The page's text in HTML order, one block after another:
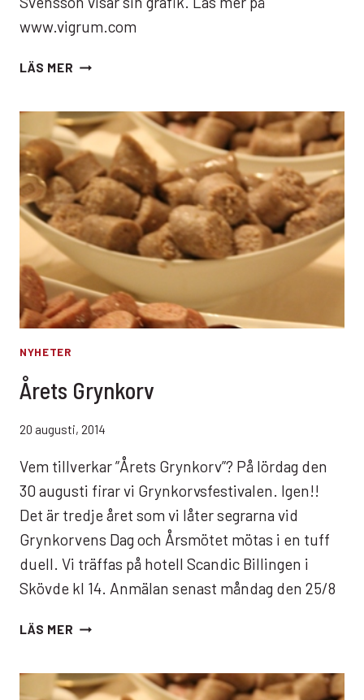
www.vigrum.com
LÄS MER VIGRUM
NYHETER
Årets Grynkorv
20 augusti, 2014
Vem tillverkar ”Årets Grynkorv”? På lördag den
30 augusti firar vi Grynkorvsfestivalen. Igen!!
Det är tredje året som vi låter segrarna vid
Grynkorvens Dag och Årsmötet mötas i en tuff
duell. Vi träffas på hotell Scandic Billingen i
Skövde kl 14. Anmälan senast måndag den 25/8
LÄS MER ÅRETS